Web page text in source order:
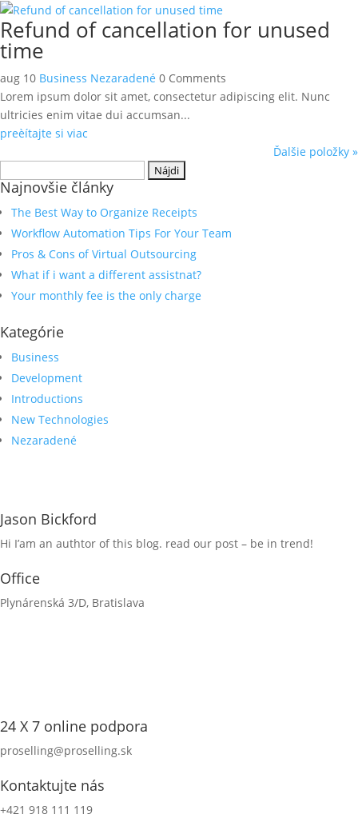
Refund of cancellation for unused
time
aug 10 Business Nezaradené 0 Comments
Lorem ipsum dolor sit amet, consectetur adipiscing elit. Nunc
ultricies enim vitae dui accumsan...
preèítajte si viac
Ďalšie položky »
Najnovšie články
The Best Way to Organize Receipts
Workflow Automation Tips For Your Team
Pros & Cons of Virtual Outsourcing
What if i want a different assistnat?
Your monthly fee is the only charge
Kategórie
Business
Development
Introductions
New Technologies
Nezaradené
Jason Bickford
Hi I’am an authtor of this blog. read our post – be in trend!
Office
Plynárenská 3/D, Bratislava
24 X 7 online podpora
proselling@proselling.sk
Kontaktujte nás
+421 918 111 119